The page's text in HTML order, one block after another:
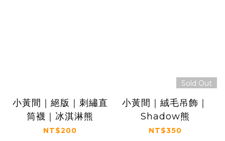
小黃間｜絕版｜刺繡直
筒襪｜冰淇淋熊
NT$200
Sold Out
小黃間｜絨毛吊飾｜
Shadow熊
NT$350